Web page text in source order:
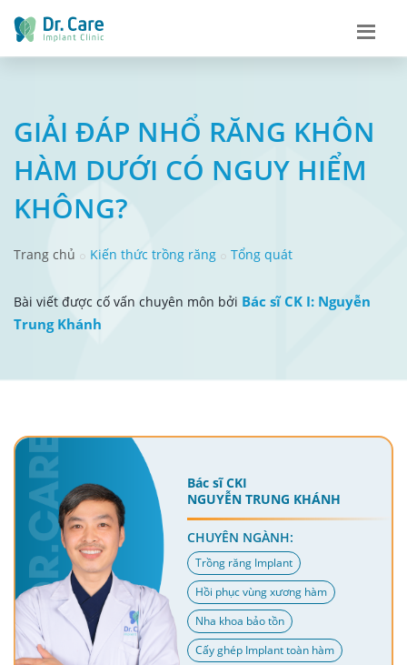
GIẢI ĐÁP NHỔ RĂNG KHÔN
HÀM DƯỚI CÓ NGUY HIỂM
KHÔNG?
Trang chủ Kiến thức trồng răng Tổng quát
Bài viết được cố vấn chuyên môn bởi Bác sĩ CK I: Nguyễn
Trung Khánh
Bác sĩ CKI
NGUYỄN TRUNG KHÁNH
CHUYÊN NGÀNH:
Trồng răng Implant
Hồi phục vùng xương hàm
Nha khoa bảo tồn
Cấy ghép Implant toàn hàm